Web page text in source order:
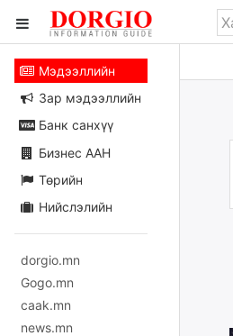
Мэдээллийн
Зар мэдээллийн
Банк санхүү
Бизнес ААН
Төрийн
Нийслэлийн
dorgio.mn
Gogo.mn
caak.mn
news.mn